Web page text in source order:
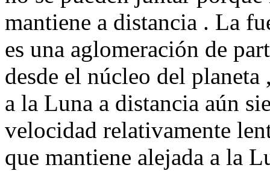
mantiene a distancia . La
es una aglomeración de
desde el núcleo del planeta
a la Luna a distancia aún
velocidad relativamente
que mantiene alejada a la